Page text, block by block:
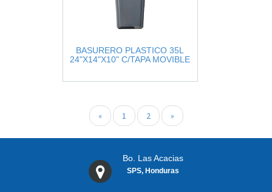
BASURERO PLASTICO 35L
24"X14"X10" C/TAPA MOVIBLE
« 1 2 »
Bo. Las Acacias
SPS, Honduras